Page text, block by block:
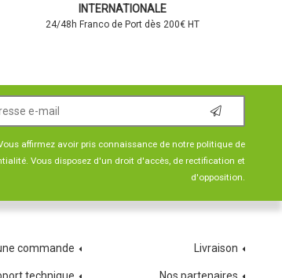
INTERNATIONALE
24/48h Franco de Port dès 200€ HT
affirmez avoir pris connaissance de notre politique de
. Vous disposez d'un droit d'accès, de rectification et
d'opposition.
commande Livraison